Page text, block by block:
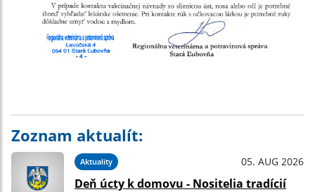
Zoznam aktualít:
Aktuality 05. AUG 2026
Deň úcty k domovu - Nositelia tradícií